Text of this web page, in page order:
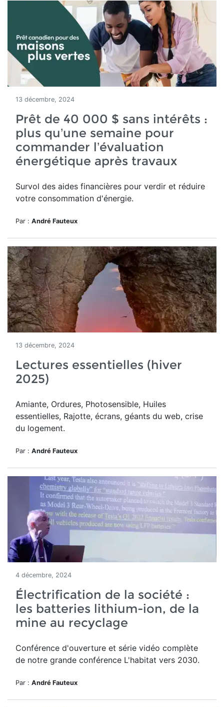
13 décembre, 2024
Prêt de 40 000 $ sans intérêts :
plus qu’une semaine pour
commander l’évaluation
énergétique après travaux
Survol des aides financières pour verdir et réduire
votre consommation d'énergie.
Par : André Fauteux
13 décembre, 2024
Lectures essentielles (hiver
2025)
Amiante, Ordures, Photosensible, Huiles
essentielles, Rajotte, écrans, géants du web, crise
du logement.
Par : André Fauteux
4 décembre, 2024
Électrification de la société :
les batteries lithium-ion, de la
mine au recyclage
Conférence d'ouverture et série vidéo complète
de notre grande conférence L'habitat vers 2030.
Par : André Fauteux